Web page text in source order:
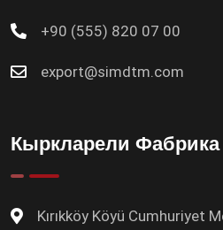
+90 (555) 820 07 00
export@simdtm.com
Кыркларели Фабрика
Kırıkköy Köyü Cumhuriyet